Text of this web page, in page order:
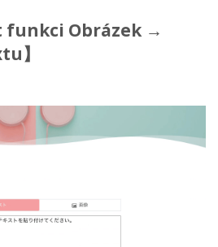
funkci Obrázek →
】